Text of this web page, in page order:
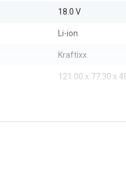
18.0 V
Li-ion
Kraftixx
121.00 x 77.30 x